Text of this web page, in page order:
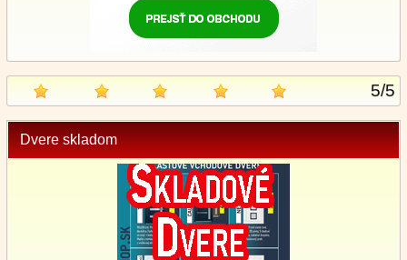
5/5
Dvere skladom